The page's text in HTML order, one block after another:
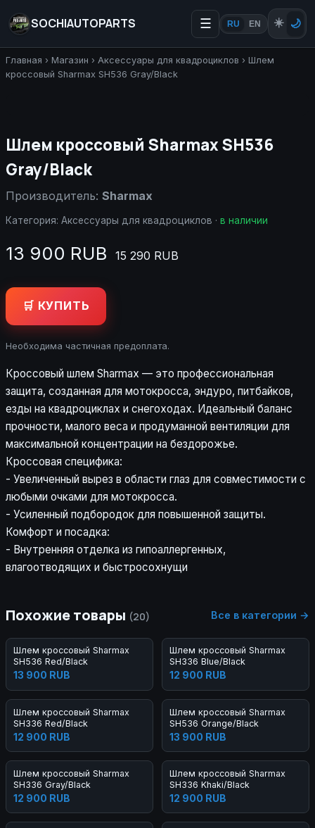
SOCHIAUTOPARTS ☰ RU EN ☀️ 🌙
Главная › Магазин › Аксессуары для квадроциклов › Шлем
кроссовый Sharmax SH536 Gray/Black
Шлем кроссовый Sharmax SH536
Gray/Black
Производитель: Sharmax
Категория: Аксессуары для квадроциклов · в наличии
13 900 RUB 15 290 RUB
🛒 КУПИТЬ
Необходима частичная предоплата.
Кроссовый шлем Sharmax — это профессиональная
защита, созданная для мотокросса, эндуро, питбайков,
езды на квадроциклах и снегоходах. Идеальный баланс
прочности, малого веса и продуманной вентиляции для
максимальной концентрации на бездорожье.
Кроссовая специфика:
- Увеличенный вырез в области глаз для совместимости с
любыми очками для мотокросса.
- Усиленный подбородок для повышенной защиты.
Комфорт и посадка:
- Внутренняя отделка из гипоаллергенных,
влагоотводящих и быстросохнущи
Похожие товары (20) Все в категории →
Шлем кроссовый Sharmax
SH536 Red/Black
13 900 RUB
Шлем кроссовый Sharmax
SH336 Blue/Black
12 900 RUB
Шлем кроссовый Sharmax
SH336 Red/Black
12 900 RUB
Шлем кроссовый Sharmax
SH536 Orange/Black
13 900 RUB
Шлем кроссовый Sharmax
SH336 Gray/Black
12 900 RUB
Шлем кроссовый Sharmax
SH336 Khaki/Black
12 900 RUB